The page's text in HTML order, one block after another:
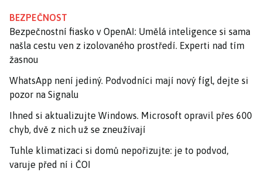
BEZPEČNOST
Bezpečnostní fiasko v OpenAI: Umělá inteligence si sama
našla cestu ven z izolovaného prostředí. Experti nad tím
žasnou
WhatsApp není jediný. Podvodníci mají nový fígl, dejte si
pozor na Signalu
Ihned si aktualizujte Windows. Microsoft opravil přes 600
chyb, dvě z nich už se zneužívají
Tuhle klimatizaci si domů nepořizujte: je to podvod,
varuje před ní i ČOI